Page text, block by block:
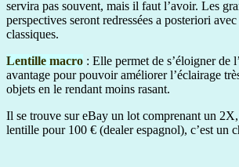
servira pas souvent, mais il faut l’avoir. Les
perspectives seront redressées a posteriori
classiques.
Lentille macro : Elle permet de s’éloigner de
avantage pour pouvoir améliorer l’éclairage
objets en le rendant moins rasant.
Il se trouve sur eBay un lot comprenant un
lentille pour 100 € (dealer espagnol), c’est un